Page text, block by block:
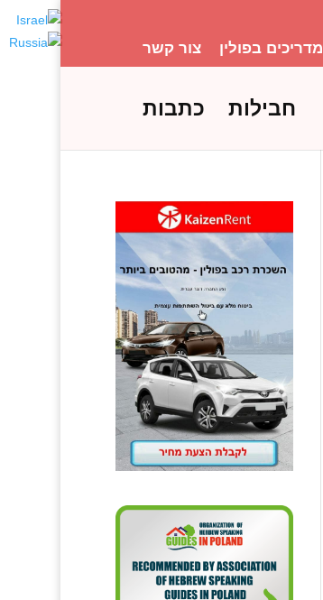
מדריכים בפולין צור קשר
חבילות כתבות